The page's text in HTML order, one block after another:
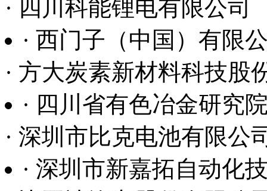
· 深圳市比克电池有限公
· 深圳市新嘉拓自动化
· 比亚迪汽车股份有限公
· 深圳市德赛电池科技
· 广东猛狮电源科技股份
· 天津东皋膜技术有限